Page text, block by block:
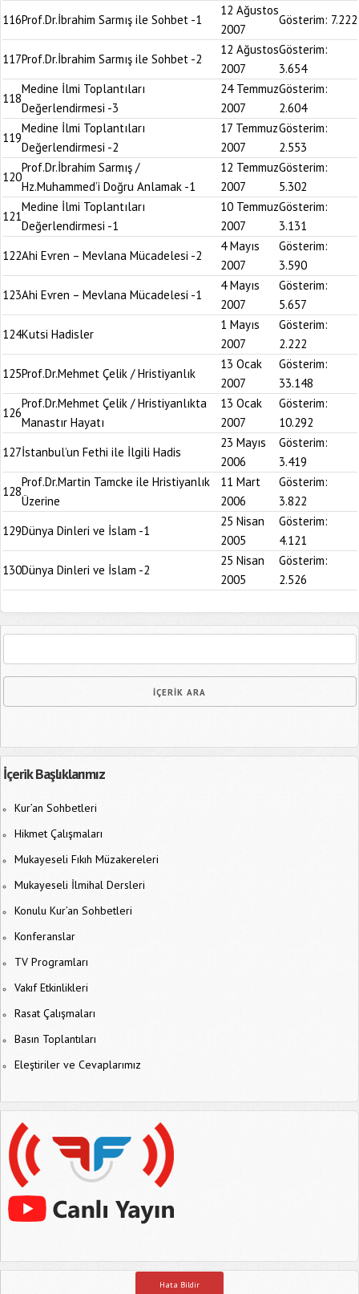
116Prof.Dr.İbrahim Sarmış ile Sohbet -1
12 Ağustos
2007
Gösterim: 7.222
117Prof.Dr.İbrahim Sarmış ile Sohbet -2
12 Ağustos
2007
Gösterim:
3.654
118
Medine İlmi Toplantıları
Değerlendirmesi -3
24 Temmuz
2007
Gösterim:
2.604
119
Medine İlmi Toplantıları
Değerlendirmesi -2
17 Temmuz
2007
Gösterim:
2.553
120
Prof.Dr.İbrahim Sarmış /
Hz.Muhammed’i Doğru Anlamak -1
12 Temmuz
2007
Gösterim:
5.302
121
Medine İlmi Toplantıları
Değerlendirmesi -1
10 Temmuz
2007
Gösterim:
3.131
122Ahi Evren – Mevlana Mücadelesi -2
4 Mayıs
2007
Gösterim:
3.590
123Ahi Evren – Mevlana Mücadelesi -1
4 Mayıs
2007
Gösterim:
5.657
124Kutsi Hadisler
1 Mayıs
2007
Gösterim:
2.222
125Prof.Dr.Mehmet Çelik / Hristiyanlık
13 Ocak
2007
Gösterim:
33.148
126
Prof.Dr.Mehmet Çelik / Hristiyanlıkta
Manastır Hayatı
13 Ocak
2007
Gösterim:
10.292
127İstanbul’un Fethi ile İlgili Hadis
23 Mayıs
2006
Gösterim:
3.419
128
Prof.Dr.Martin Tamcke ile Hristiyanlık
Üzerine
11 Mart
2006
Gösterim:
3.822
129Dünya Dinleri ve İslam -1
25 Nisan
2005
Gösterim:
4.121
130Dünya Dinleri ve İslam -2
25 Nisan
2005
Gösterim:
2.526
İçerik Başlıklarımız
Kur’an Sohbetleri
Hikmet Çalışmaları
Mukayeseli Fıkıh Müzakereleri
Mukayeseli İlmihal Dersleri
Konulu Kur’an Sohbetleri
Konferanslar
TV Programları
Vakıf Etkinlikleri
Rasat Çalışmaları
Basın Toplantıları
Eleştiriler ve Cevaplarımız
Hata Bildir